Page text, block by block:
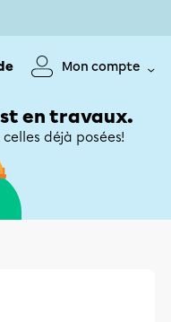
Mon compte
en travaux.
déjà posées!